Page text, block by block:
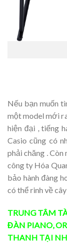
Nếu bạn muốn
một model mới
hiện đại , tiếng
Casio cũng có
phải chăng . Còn
công ty Hóa
bảo hành đàng
có thể rinh về
TRUNG TÂM
ĐÀN PIANO,
THANH TẠI